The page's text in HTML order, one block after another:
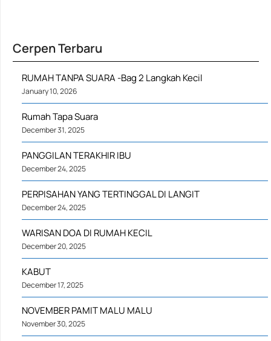
Cerpen Terbaru
RUMAH TANPA SUARA -Bag 2 Langkah Kecil
January 10, 2026
Rumah Tapa Suara
December 31, 2025
PANGGILAN TERAKHIR IBU
December 24, 2025
PERPISAHAN YANG TERTINGGAL DI LANGIT
December 24, 2025
WARISAN DOA DI RUMAH KECIL
December 20, 2025
KABUT
December 17, 2025
NOVEMBER PAMIT MALU MALU
November 30, 2025